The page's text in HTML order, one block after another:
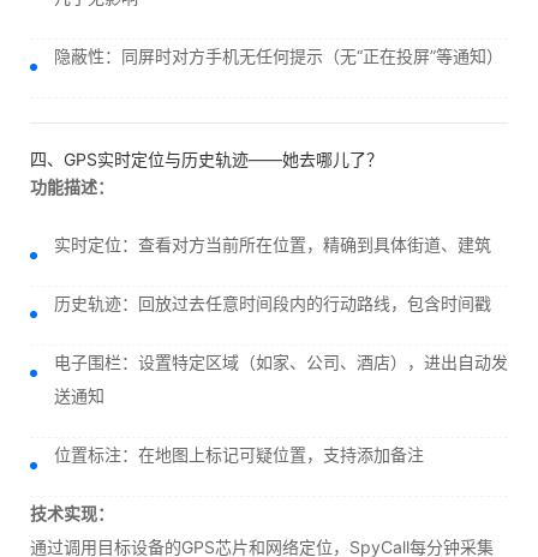
隐蔽性：同屏时对方手机无任何提示（无“正在投屏”等通知）
四、GPS实时定位与历史轨迹——她去哪儿了？
功能描述：
实时定位：查看对方当前所在位置，精确到具体街道、建筑
历史轨迹：回放过去任意时间段内的行动路线，包含时间戳
电子围栏：设置特定区域（如家、公司、酒店），进出自动发
送通知
位置标注：在地图上标记可疑位置，支持添加备注
技术实现：
通过调用目标设备的GPS芯片和网络定位，SpyCall每分钟采集